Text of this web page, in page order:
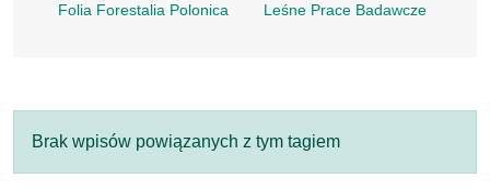
Folia Forestalia Polonica Leśne Prace Badawcze
Brak wpisów powiązanych z tym tagiem